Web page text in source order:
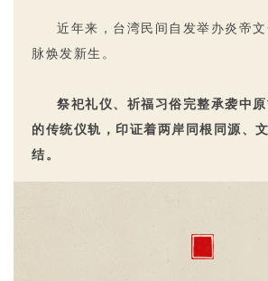
近年来，台湾民间自发举办炎帝
脉焕发新生。
祭祀礼仪、祈福习俗完整承袭中
的传统仪轨，印证着两岸同根同源、
结。